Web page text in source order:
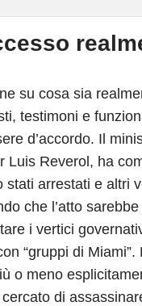
su cosa sia
testimoni e
d’accordo. Il
Luis Reverol, ha
stati arrestati e altri
che l’atto
i vertici
“gruppi di Miami”.
o meno
cercato di